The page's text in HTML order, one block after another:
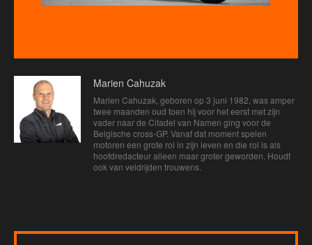
Marien Cahuzak
Marien Cahuzak, geboren op 3 juni 1982, was amper
twee maanden oud toen hij voor het eerst met zijn
vader naar de Citadel van Namen ging voor de
Belgische cross-GP. Vanaf dat moment spelen
motoren een grote rol in zijn leven en die rol is als
hoofdredacteur alleen maar groter geworden. Houdt
ook van veldrijden trouwens.